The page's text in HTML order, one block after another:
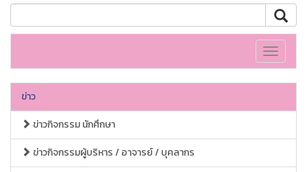
Toggle
ข่าว
ข่าวกิจกรรม นักศึกษา
ข่าวกิจกรรมผู้บริหาร / อาจารย์ / บุคลากร